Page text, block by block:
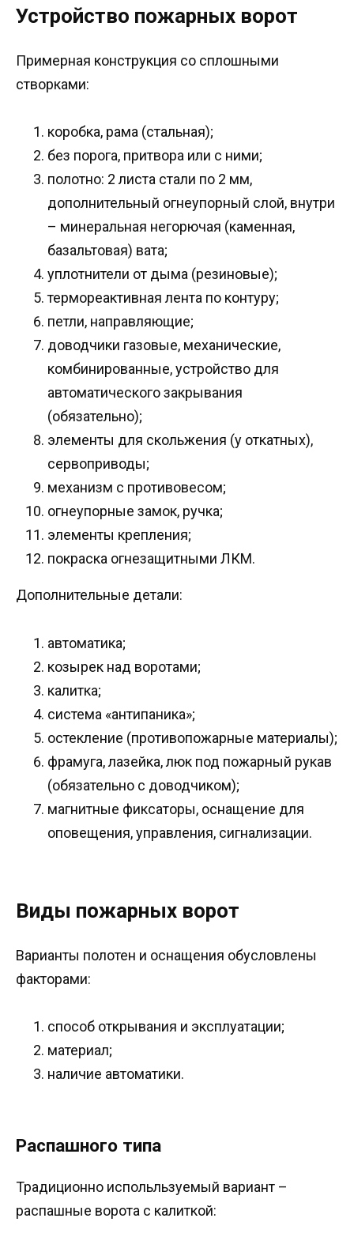
Устройство пожарных ворот
Примерная конструкция со сплошными
створками:
коробка, рама (стальная);
без порога, притвора или с ними;
полотно: 2 листа стали по 2 мм,
дополнительный огнеупорный слой, внутри
– минеральная негорючая (каменная,
базальтовая) вата;
уплотнители от дыма (резиновые);
термореактивная лента по контуру;
петли, направляющие;
доводчики газовые, механические,
комбинированные, устройство для
автоматического закрывания
(обязательно);
элементы для скольжения (у откатных),
сервоприводы;
механизм с противовесом;
огнеупорные замок, ручка;
элементы крепления;
покраска огнезащитными ЛКМ.
Дополнительные детали:
автоматика;
козырек над воротами;
калитка;
система «антипаника»;
остекление (противопожарные материалы);
фрамуга, лазейка, люк под пожарный рукав
(обязательно с доводчиком);
магнитные фиксаторы, оснащение для
оповещения, управления, сигнализации.
Виды пожарных ворот
Варианты полотен и оснащения обусловлены
факторами:
способ открывания и эксплуатации;
материал;
наличие автоматики.
Распашного типа
Традиционно испольльзуемый вариант –
распашные ворота с калиткой: